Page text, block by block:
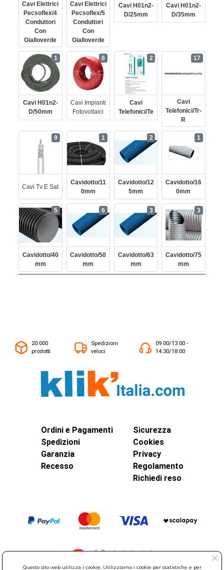
Cavi Elettrici
Pecsoflex/4
Conduttori
Con
Gialloverde
Cavi Elettrici
Pecsoflex/5
Conduttori
Con
Gialloverde
Cavi H01n2-
D/25mm
Cavi H01n2-
D/35mm
Cavi H01n2-
D/50mm
1
Cavi Impianti
Fotovoltaici
6
Cavi
Telefonici/te
2
Cavi
Telefonici/tr-
R
17
Cavi Tv E Sat
9
Cavidotto/11
0mm
1
Cavidotto/12
5mm
2
Cavidotto/16
0mm
1
Cavidotto/40
Mm
5
Cavidotto/50
Mm
6
Cavidotto/63
Mm
3
Cavidotto/75
Mm
3
20.000
prodotti
Spedizioni
veloci
09:00/13:00 -
14:30/18:00
Ordini e Pagamenti
Spedizioni
Garanzia
Recesso
Sicurezza
Cookies
Privacy
Regolamento
Richiedi reso
Questo sito web utilizza i cookie. Utilizziamo i cookie per statistiche e per